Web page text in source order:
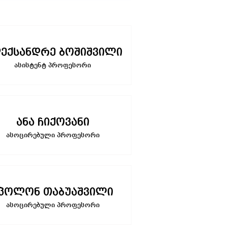
ბოშიშვილი
ასისტენტ პროფესორი
ანა ჩიქოვანი
ასოცირებული პროფესორი
თაბუაშვილი
ასოცირებული პროფესორი